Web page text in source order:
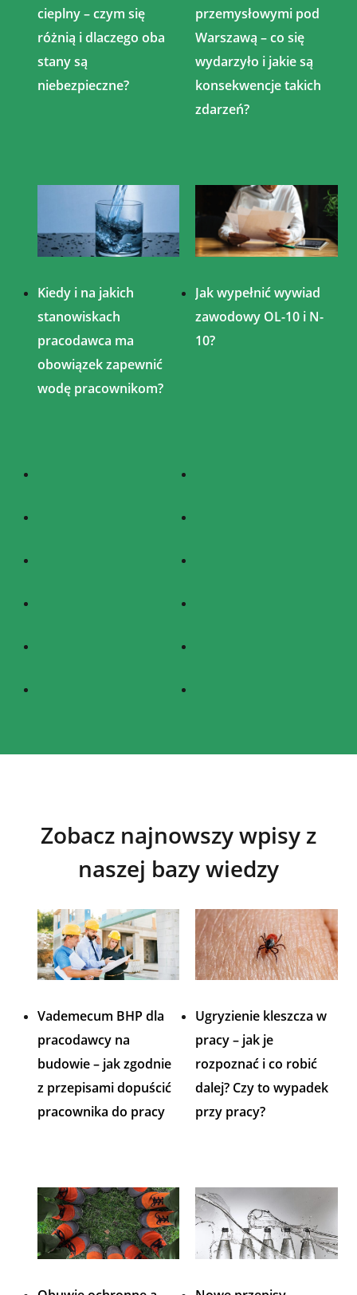
cieplny – czym się
różnią i dlaczego oba
stany są
niebezpieczne?
przemysłowymi pod
Warszawą – co się
wydarzyło i jakie są
konsekwencje takich
zdarzeń?
Kiedy i na jakich
stanowiskach
pracodawca ma
obowiązek zapewnić
wodę pracownikom?
Jak wypełnić wywiad
zawodowy OL-10 i N-
10?
Zobacz najnowszy wpisy z
naszej bazy wiedzy
Vademecum BHP dla
pracodawcy na
budowie – jak zgodnie
z przepisami dopuścić
pracownika do pracy
Ugryzienie kleszcza w
pracy – jak je
rozpoznać i co robić
dalej? Czy to wypadek
przy pracy?